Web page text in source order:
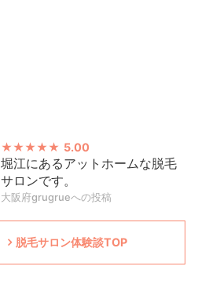
5.00
堀江にあるアットホームな脱毛
サロンです。
大阪府grugrueへの投稿
脱毛サロン体験談TOP